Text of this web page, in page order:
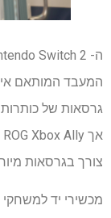
צורך בגרסאות
מכשירי יד